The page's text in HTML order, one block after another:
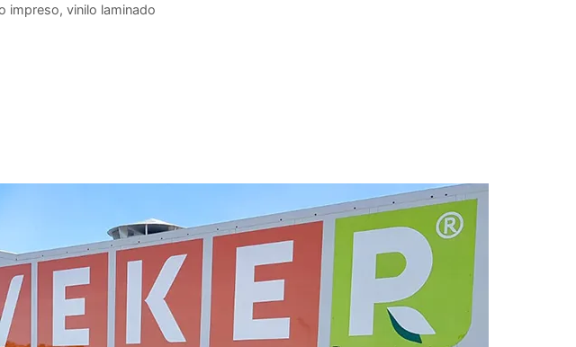
impreso, vinilo laminado